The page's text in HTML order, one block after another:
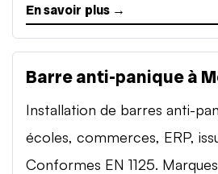
En savoir plus →
Barre anti-panique à
Installation de barres anti-
écoles, commerces, ERP,
Conformes EN 1125.